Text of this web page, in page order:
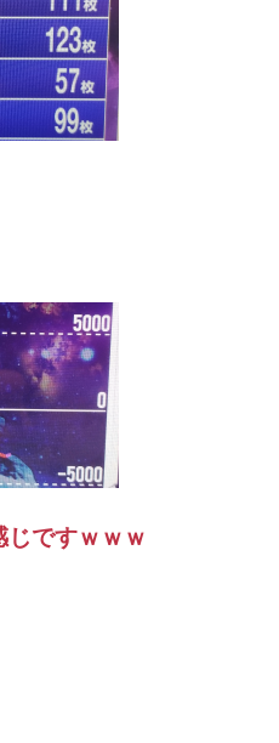
じですｗｗｗ